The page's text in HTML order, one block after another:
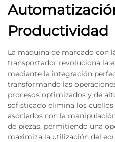
Productividad
La máquina de marcado con
transportador revoluciona la
mediante la integración
transformando las
procesos optimizados y de
sofisticado elimina los
asociados con la
de piezas, permitiendo una
maximiza la utilización del